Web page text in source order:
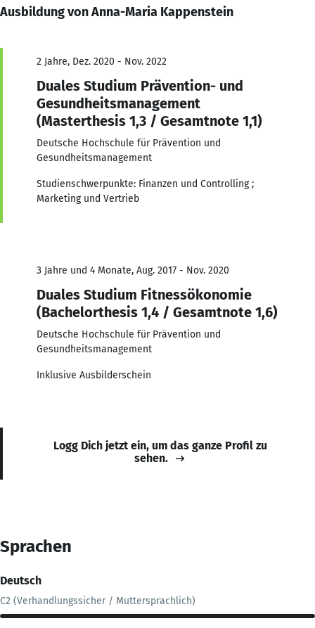
Ausbildung von Anna-Maria Kappenstein
2 Jahre, Dez. 2020 - Nov. 2022
Duales Studium Prävention- und
Gesundheitsmanagement
(Masterthesis 1,3 / Gesamtnote 1,1)
Deutsche Hochschule für Prävention und
Gesundheitsmanagement
Studienschwerpunkte: Finanzen und Controlling ;
Marketing und Vertrieb
3 Jahre und 4 Monate, Aug. 2017 - Nov. 2020
Duales Studium Fitnessökonomie
(Bachelorthesis 1,4 / Gesamtnote 1,6)
Deutsche Hochschule für Prävention und
Gesundheitsmanagement
Inklusive Ausbilderschein
Logg Dich jetzt ein, um das ganze Profil zu
sehen.
Sprachen
Deutsch
C2 (Verhandlungssicher / Muttersprachlich)